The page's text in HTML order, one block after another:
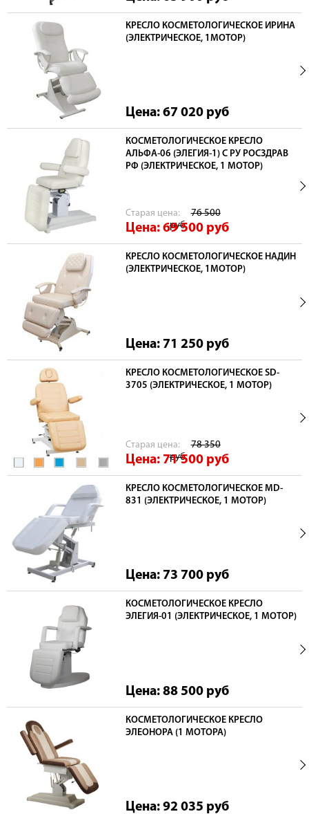
КРЕСЛО КОСМЕТОЛОГИЧЕСКОЕ ИРИНА
(ЭЛЕКТРИЧЕСКОЕ, 1МОТОР)
Цена: 67 020 руб
КОСМЕТОЛОГИЧЕСКОЕ КРЕСЛО
АЛЬФА-06 (ЭЛЕГИЯ-1) С РУ РОСЗДРАВ
РФ (ЭЛЕКТРИЧЕСКОЕ, 1 МОТОР)
Cтарая цена:
76 500
руб
Цена: 69 500 руб
КРЕСЛО КОСМЕТОЛОГИЧЕСКОЕ НАДИН
(ЭЛЕКТРИЧЕСКОЕ, 1МОТОР)
Цена: 71 250 руб
КРЕСЛО КОСМЕТОЛОГИЧЕСКОЕ SD-
3705 (ЭЛЕКТРИЧЕСКОЕ, 1 МОТОР)
Cтарая цена:
78 350
руб
Цена: 71 500 руб
КРЕСЛО КОСМЕТОЛОГИЧЕСКОЕ MD-
831 (ЭЛЕКТРИЧЕСКОЕ, 1 МОТОР)
Цена: 73 700 руб
КОСМЕТОЛОГИЧЕСКОЕ КРЕСЛО
ЭЛЕГИЯ-01 (ЭЛЕКТРИЧЕСКОЕ, 1 МОТОР)
Цена: 88 500 руб
КОСМЕТОЛОГИЧЕСКОЕ КРЕСЛО
ЭЛЕОНОРА (1 МОТОРА)
Цена: 92 035 руб